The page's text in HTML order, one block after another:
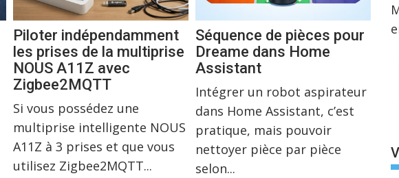
Piloter indépendamment
les prises de la multiprise
NOUS A11Z avec
Zigbee2MQTT
Si vous possédez une
multiprise intelligente NOUS
A11Z à 3 prises et que vous
utilisez Zigbee2MQTT...
Séquence de pièces pour
Dreame dans Home
Assistant
Intégrer un robot aspirateur
dans Home Assistant, c’est
pratique, mais pouvoir
nettoyer pièce par pièce
selon...